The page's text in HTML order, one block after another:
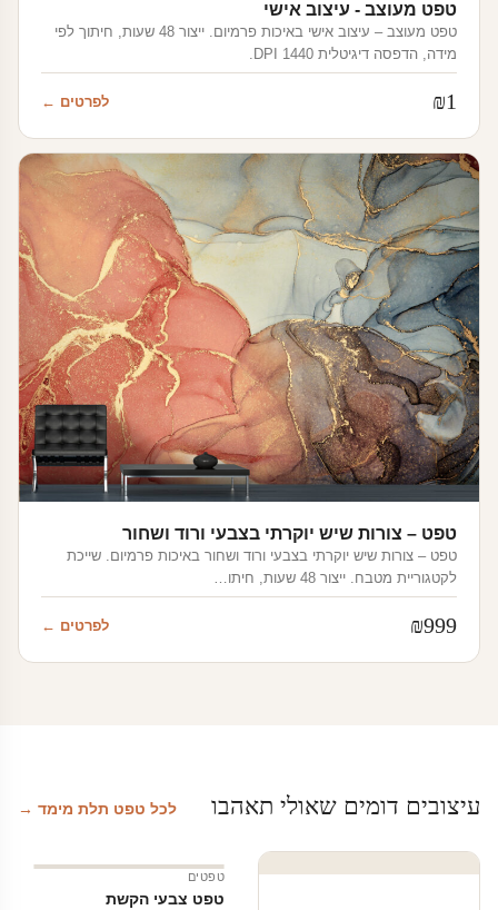
טפט מעוצב - עיצוב אישי
טפט מעוצב – עיצוב אישי באיכות פרמיום. ייצור 48 שעות, חיתוך לפי
מידה, הדפסה דיגיטלית 1440 DPI.
₪1 לפרטים ←
טפט – צורות שיש יוקרתי בצבעי ורוד ושחור
טפט – צורות שיש יוקרתי בצבעי ורוד ושחור באיכות פרמיום. שייכת
לקטגוריית מטבח. ייצור 48 שעות, חיתו…
₪999 לפרטים ←
עיצובים דומים שאולי תאהבו לכל טפט תלת מימד →
טפטים
טפט צבעי הקשת